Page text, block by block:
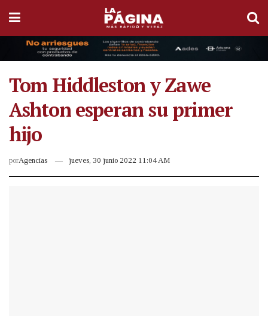
Tom Hiddleston y Zawe
Ashton esperan su primer
hijo
porAgencias jueves, 30 junio 2022 11:04 AM